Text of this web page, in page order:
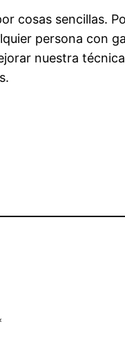
cosas sencillas.
persona con
nuestra